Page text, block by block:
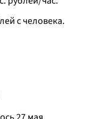
с человека.